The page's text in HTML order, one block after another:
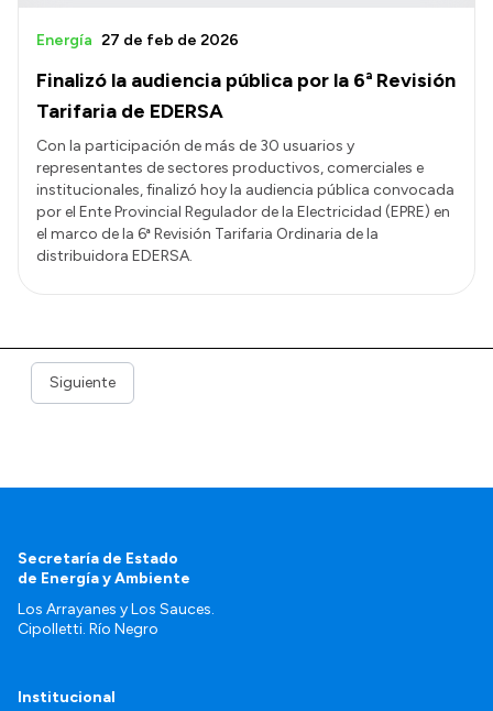
Finalizó la audiencia pública por la 6ª Revisión
Tarifaria de EDERSA
Energía 27 de feb de 2026
Con la participación de más de 30 usuarios y
representantes de sectores productivos, comerciales e
institucionales, finalizó hoy la audiencia pública convocada
por el Ente Provincial Regulador de la Electricidad (EPRE) en
el marco de la 6ª Revisión Tarifaria Ordinaria de la
distribuidora EDERSA.
Siguiente
Secretaría de Estado
de Energía y Ambiente
Los Arrayanes y Los Sauces.
Cipolletti. Río Negro
Institucional